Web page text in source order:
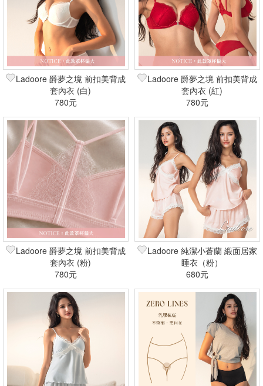
Ladoore 爵夢之境 前扣美背成
套內衣 (白)
780元
Ladoore 爵夢之境 前扣美背成
套內衣 (紅)
780元
Ladoore 爵夢之境 前扣美背成
套內衣 (粉)
780元
Ladoore 純潔小蒼蘭 緞面居家
睡衣（粉）
680元